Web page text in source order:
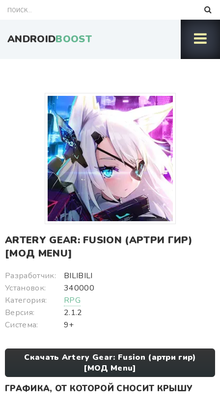
ANDROIDBOOST
ARTERY GEAR: FUSION (АРТРИ ГИР)
[МОД MENU]
Разработчик:
BILIBILI
Установок:
340000
Категория:
RPG
Версия:
2.1.2
Система:
9+
Скачать Artery Gear: Fusion (артри гир)
[МОД Menu]
ГРАФИКА, ОТ КОТОРОЙ СНОСИТ КРЫШУ